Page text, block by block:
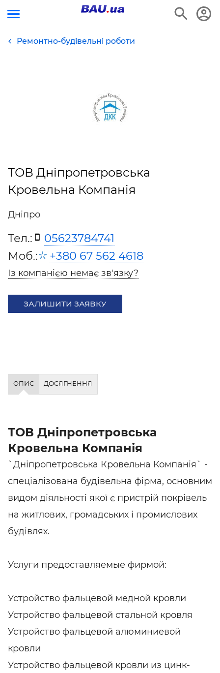
Ремонтно-будівельні роботи
ТОВ Дніпропетровська
Кровельна Компанія
Дніпро
Тел.:
05623784741
Моб.:
+380 67 562 4618
Із компанією немає зв'язку?
ЗАЛИШИТИ ЗАЯВКУ
ОПИС ДОСЯГНЕННЯ
ТОВ Дніпропетровська
Кровельна Компанія
`Дніпропетровська Кровельна Компанія` -
спеціалізована будівельна фірма, основним
видом діяльності якої є пристрій покрівель
на житлових, громадських і промислових
будівлях.
Услуги предоставляемые фирмой:
Устройство фальцевой медной кровли
Устройство фальцевой стальной кровля
Устройство фальцевой алюминиевой
кровли
Устройство фальцевой кровли из цинк-